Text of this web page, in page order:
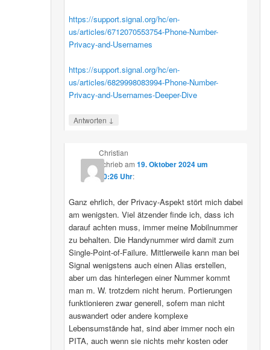
https://support.signal.org/hc/en-
us/articles/6712070553754-Phone-Number-
Privacy-and-Usernames
https://support.signal.org/hc/en-
us/articles/6829998083994-Phone-Number-
Privacy-and-Usernames-Deeper-Dive
Antworten ↓
Christian
schriebam 19. Oktober 2024 um
10:26 Uhr:
Ganz ehrlich, der Privacy-Aspekt stört mich dabei
am wenigsten. Viel ätzender finde ich, dass ich
darauf achten muss, immer meine Mobilnummer
zu behalten. Die Handynummer wird damit zum
Single-Point-of-Failure. Mittlerweile kann man bei
Signal wenigstens auch einen Alias erstellen,
aber um das hinterlegen einer Nummer kommt
man m. W. trotzdem nicht herum. Portierungen
funktionieren zwar generell, sofern man nicht
auswandert oder andere komplexe
Lebensumstände hat, sind aber immer noch ein
PITA, auch wenn sie nichts mehr kosten oder